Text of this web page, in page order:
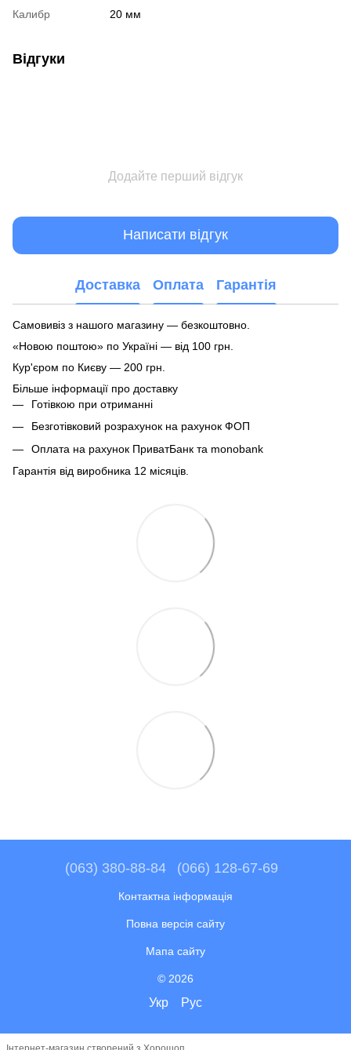
Калибр 20 мм
Відгуки
Додайте перший відгук
Написати відгук
Доставка Оплата Гарантія
Самовивіз з нашого магазину — безкоштовно.
«Новою поштою» по Україні — від 100 грн.
Кур'єром по Києву — 200 грн.
Більше інформації про доставку
Готівкою при отриманні
Безготівковий розрахунок на рахунок ФОП
Оплата на рахунок ПриватБанк та monobank
Гарантія від виробника 12 місяців.
(063) 380-88-84 (066) 128-67-69
Контактна інформація
Повна версія сайту
Мапа сайту
© 2026
Укр Рус